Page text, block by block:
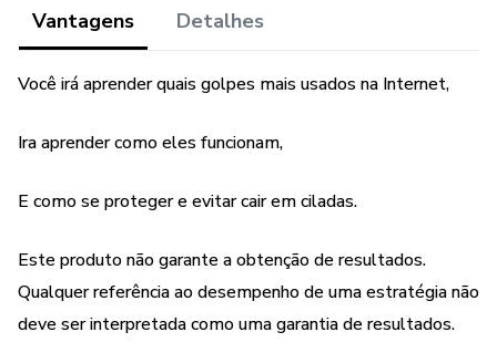
Vantagens Detalhes
Você irá aprender quais golpes mais usados na Internet,
Ira aprender como eles funcionam,
E como se proteger e evitar cair em ciladas.
Este produto não garante a obtenção de resultados.
Qualquer referência ao desempenho de uma estratégia não
deve ser interpretada como uma garantia de resultados.